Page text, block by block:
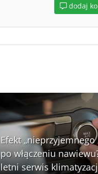
dodaj
Efekt „nieprzyjemnego
po włączeniu
letni serwis